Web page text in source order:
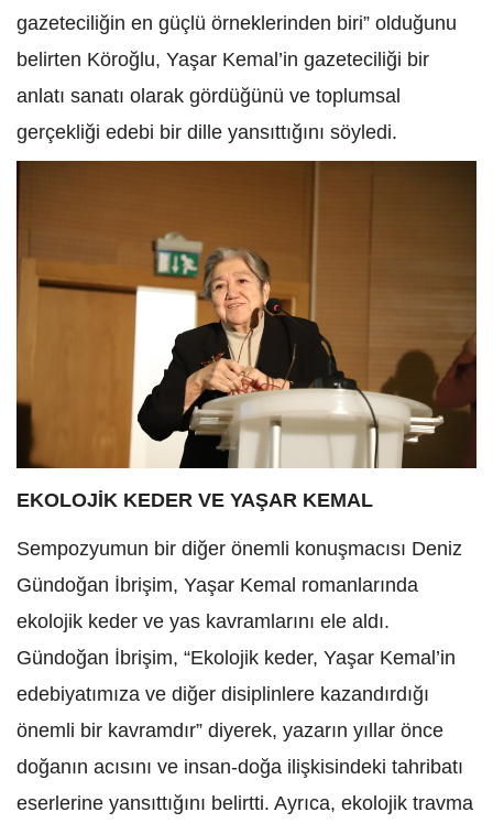
gazeteciliğin en güçlü örneklerinden biri” olduğunu
belirten Köroğlu, Yaşar Kemal’in gazeteciliği bir
anlatı sanatı olarak gördüğünü ve toplumsal
gerçekliği edebi bir dille yansıttığını söyledi.
EKOLOJİK KEDER VE YAŞAR KEMAL
Sempozyumun bir diğer önemli konuşmacısı Deniz
Gündoğan İbrişim, Yaşar Kemal romanlarında
ekolojik keder ve yas kavramlarını ele aldı.
Gündoğan İbrişim, “Ekolojik keder, Yaşar Kemal’in
edebiyatımıza ve diğer disiplinlere kazandırdığı
önemli bir kavramdır” diyerek, yazarın yıllar önce
doğanın acısını ve insan-doğa ilişkisindeki tahribatı
eserlerine yansıttığını belirtti. Ayrıca, ekolojik travma